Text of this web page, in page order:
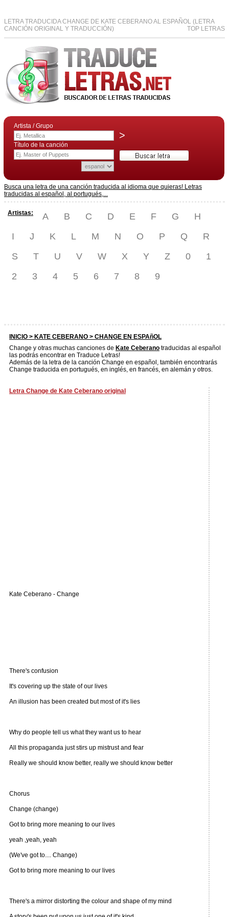
LETRA TRADUCIDA CHANGE DE KATE CEBERANO AL ESPAÑOL (LETRA
CANCIÓN ORIGINAL Y TRADUCCIÓN)
TOP LETRAS
Artista / Grupo
>
Título de la canción
Busca una letra de una canción traducida al idioma que quieras! Letras
traducidas al español, al portugués,...
Artistas: A B C D E F G
H
I
J K L M N O P Q
R
S
T U V W X Y Z 0
1
2
3 4 5 6 7 8 9
INICIO > KATE CEBERANO > CHANGE EN ESPAñOL
Change y otras muchas canciones de Kate Ceberano traducidas al español
las podrás encontrar en Traduce Letras!
Además de la letra de la canción Change en español, también encontrarás
Change traducida en portugués, en inglés, en francés, en alemán y otros.
Letra Change de Kate Ceberano original
Kate Ceberano - Change
There's confusion
It's covering up the state of our lives
An illusion has been created but most of it's lies
Why do people tell us what they want us to hear
All this propaganda just stirs up mistrust and fear
Really we should know better, really we should know better
Chorus
Change (change)
Got to bring more meaning to our lives
yeah ,yeah, yeah
(We've got to.... Change)
Got to bring more meaning to our lives
There's a mirror distorting the colour and shape of my mind